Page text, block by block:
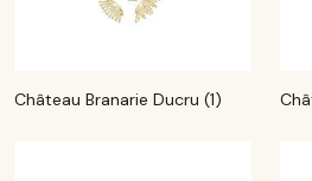
Château Branarie Ducru (1)